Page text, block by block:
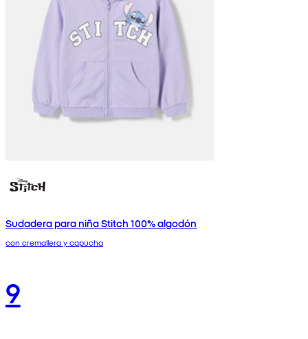
Sudadera para niña Stitch 100% algodón
con cremallera y capucha
9